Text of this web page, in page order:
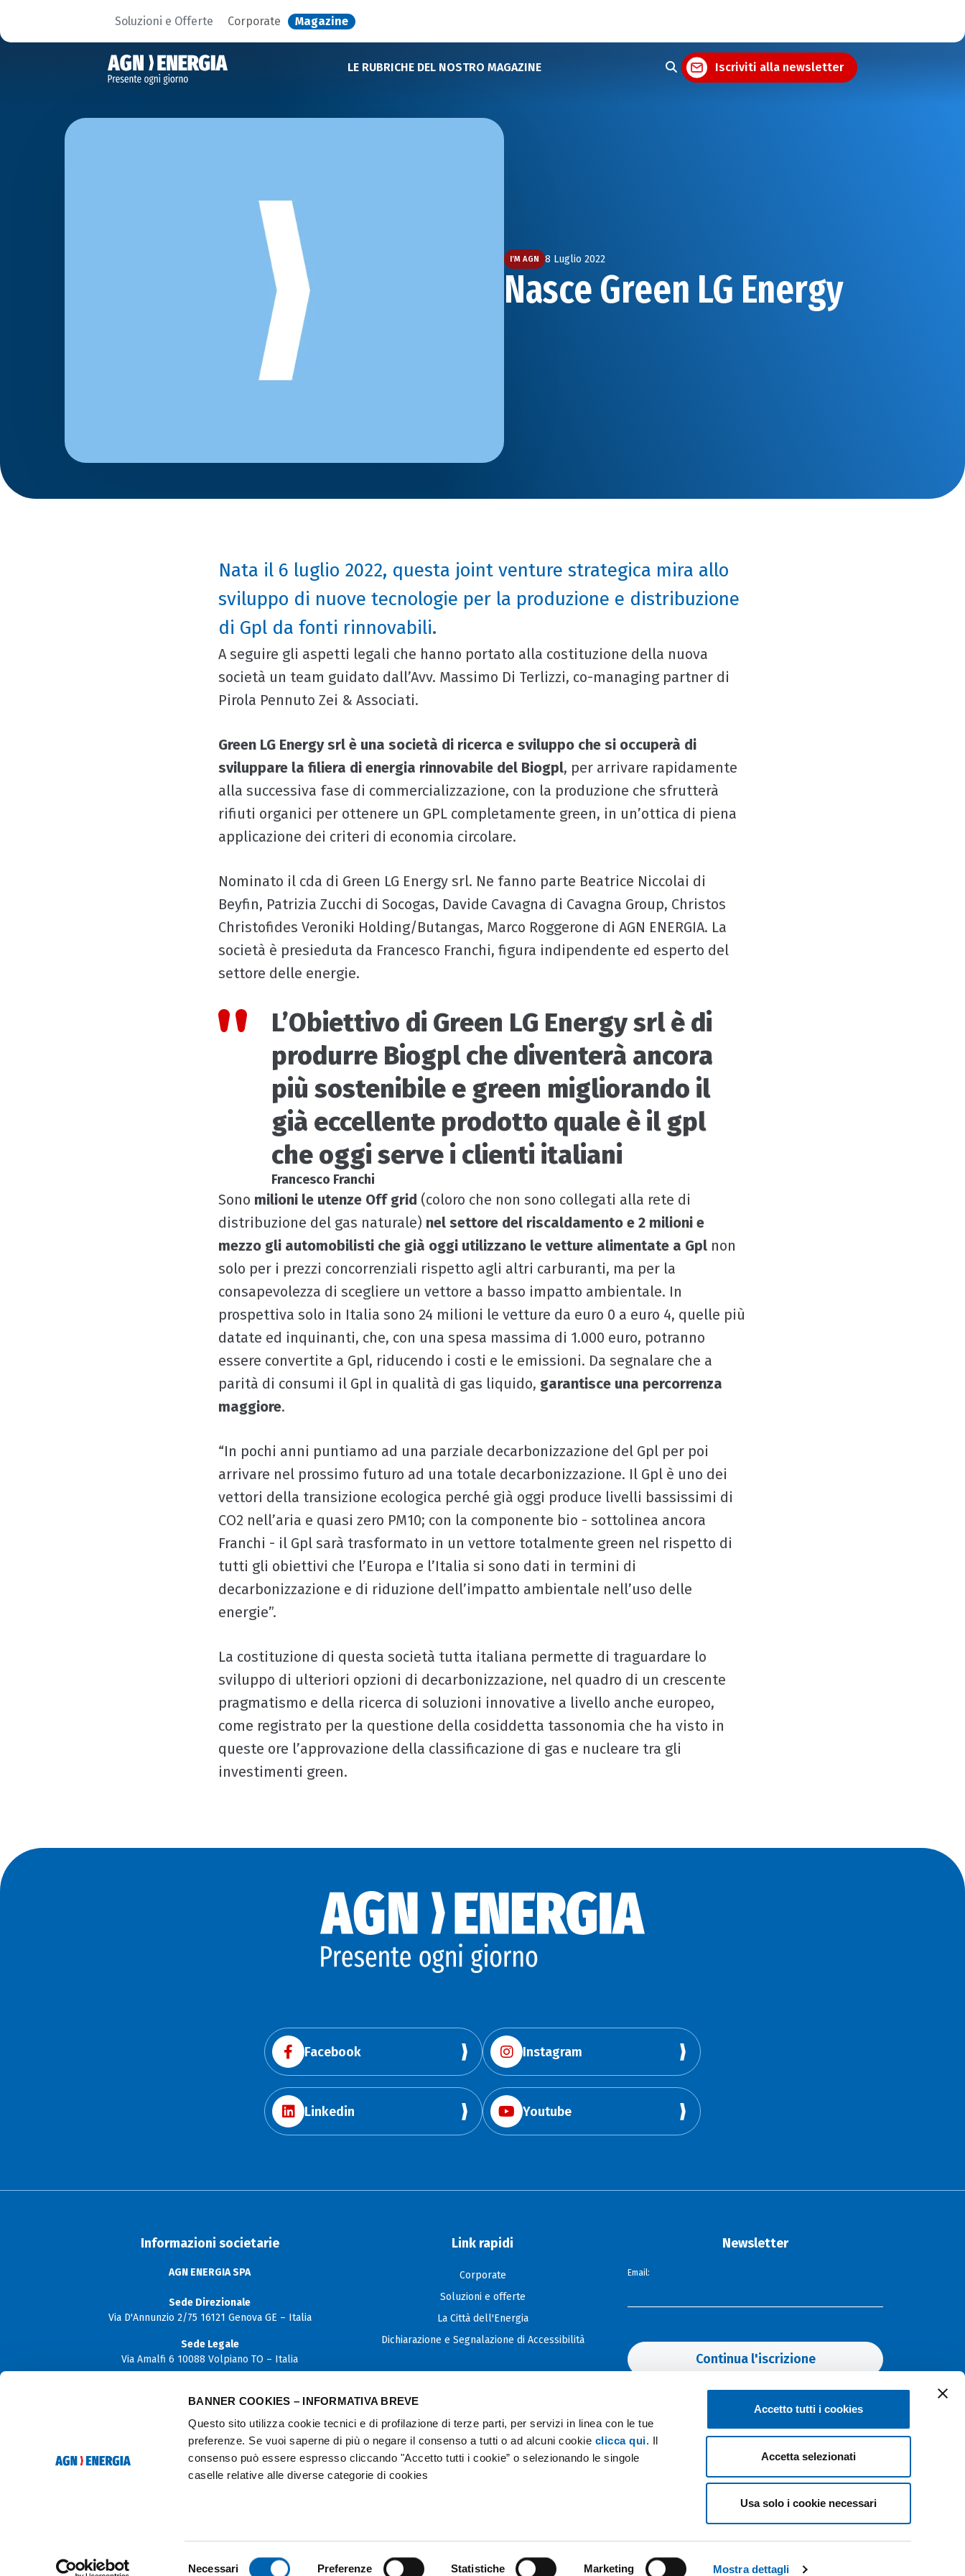
BANNER COOKIES – INFORMATIVA BREVE
Questo sito utilizza cookie tecnici e di profilazione di terze parti, per servizi in linea con le tue
preferenze. Se vuoi saperne di più o negare il consenso a tutti o ad alcuni cookie clicca qui. Il
consenso può essere espresso cliccando "Accetto tutti i cookie” o selezionando le singole
caselle relative alle diverse categorie di cookies
Necessari Preferenze Statistiche Marketing Mostra dettagli
Accetto tutti i cookies
Accetta selezionati
Usa solo i cookie necessari
Soluzioni e Offerte Corporate Magazine
LE RUBRICHE DEL NOSTRO MAGAZINE Iscriviti alla newsletter
I’M AGN 8 Luglio 2022
Nasce Green LG Energy
Nata il 6 luglio 2022, questa joint venture strategica mira allo
sviluppo di nuove tecnologie per la produzione e distribuzione
di Gpl da fonti rinnovabili.
A seguire gli aspetti legali che hanno portato alla costituzione della nuova
società un team guidato dall’Avv. Massimo Di Terlizzi, co-managing partner di
Pirola Pennuto Zei & Associati.
Green LG Energy srl è una società di ricerca e sviluppo che si occuperà di
sviluppare la filiera di energia rinnovabile del Biogpl, per arrivare rapidamente
alla successiva fase di commercializzazione, con la produzione che sfrutterà
rifiuti organici per ottenere un GPL completamente green, in un’ottica di piena
applicazione dei criteri di economia circolare.
Nominato il cda di Green LG Energy srl. Ne fanno parte Beatrice Niccolai di
Beyfin, Patrizia Zucchi di Socogas, Davide Cavagna di Cavagna Group, Christos
Christofides Veroniki Holding/Butangas, Marco Roggerone di AGN ENERGIA. La
società è presieduta da Francesco Franchi, figura indipendente ed esperto del
settore delle energie.
L’Obiettivo di Green LG Energy srl è di
produrre Biogpl che diventerà ancora
più sostenibile e green migliorando il
già eccellente prodotto quale è il gpl
che oggi serve i clienti italiani
Francesco Franchi
Sono milioni le utenze Off grid (coloro che non sono collegati alla rete di
distribuzione del gas naturale) nel settore del riscaldamento e 2 milioni e
mezzo gli automobilisti che già oggi utilizzano le vetture alimentate a Gpl non
solo per i prezzi concorrenziali rispetto agli altri carburanti, ma per la
consapevolezza di scegliere un vettore a basso impatto ambientale. In
prospettiva solo in Italia sono 24 milioni le vetture da euro 0 a euro 4, quelle più
datate ed inquinanti, che, con una spesa massima di 1.000 euro, potranno
essere convertite a Gpl, riducendo i costi e le emissioni. Da segnalare che a
parità di consumi il Gpl in qualità di gas liquido, garantisce una percorrenza
maggiore.
“In pochi anni puntiamo ad una parziale decarbonizzazione del Gpl per poi
arrivare nel prossimo futuro ad una totale decarbonizzazione. Il Gpl è uno dei
vettori della transizione ecologica perché già oggi produce livelli bassissimi di
CO2 nell’aria e quasi zero PM10; con la componente bio - sottolinea ancora
Franchi - il Gpl sarà trasformato in un vettore totalmente green nel rispetto di
tutti gli obiettivi che l’Europa e l’Italia si sono dati in termini di
decarbonizzazione e di riduzione dell’impatto ambientale nell’uso delle
energie”.
La costituzione di questa società tutta italiana permette di traguardare lo
sviluppo di ulteriori opzioni di decarbonizzazione, nel quadro di un crescente
pragmatismo e della ricerca di soluzioni innovative a livello anche europeo,
come registrato per la questione della cosiddetta tassonomia che ha visto in
queste ore l’approvazione della classificazione di gas e nucleare tra gli
investimenti green.
Facebook Instagram
Linkedin Youtube
Informazioni societarie
AGN ENERGIA SPA
Sede Direzionale
Via D'Annunzio 2/75 16121 Genova GE – Italia
Sede Legale
Via Amalfi 6 10088 Volpiano TO – Italia
€ 12.000.000,00 i.v.
P. Iva
06170180019
C.F. e N. iscrizione Registro imprese di Torino
Link rapidi
Corporate
Soluzioni e offerte
La Città dell'Energia
Dichiarazione e Segnalazione di Accessibilità
Newsletter
Email:
Continua l'iscrizione
SOSTENIBILITÀ INNOVAZIONE
FOTOVOLTAICO EVENTI